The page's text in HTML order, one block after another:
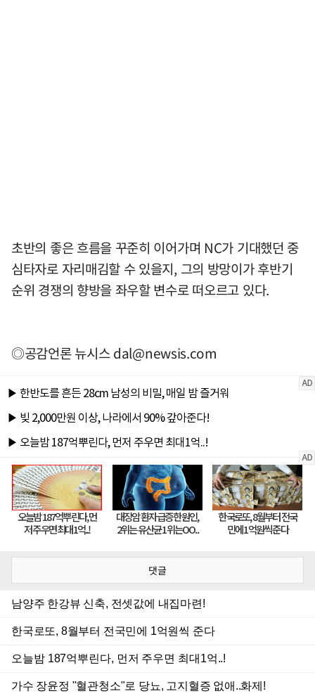
초반의 좋은 흐름을 꾸준히 이어가며 NC가 기대했던 중
심타자로 자리매김할 수 있을지, 그의 방망이가 후반기
순위 경쟁의 향방을 좌우할 변수로 떠오르고 있다.
◎공감언론 뉴시스dal@newsis.com
댓글